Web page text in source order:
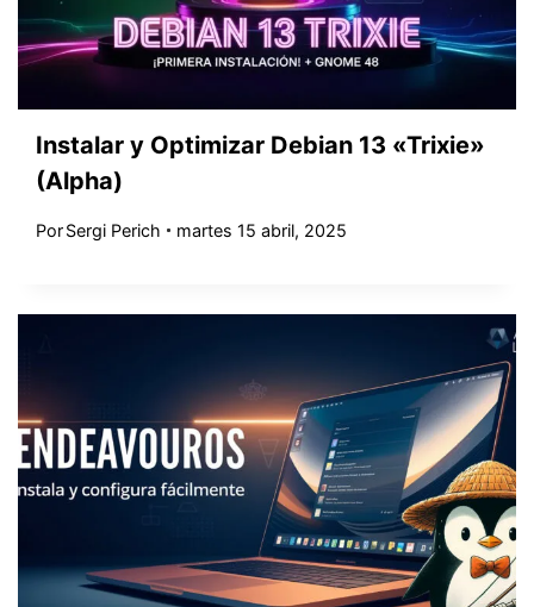
Instalar y Optimizar Debian 13 «Trixie»
(Alpha)
PorSergi Perich martes 15 abril, 2025